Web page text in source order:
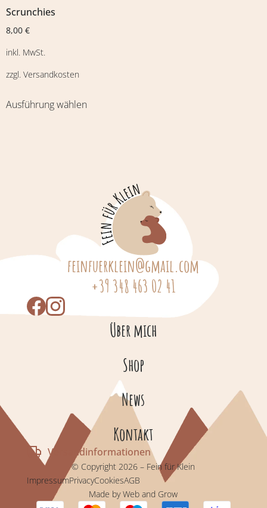
Scrunchies
8,00 €
inkl. MwSt.
zzgl. Versandkosten
Ausführung wählen
feinfuerklein@gmail.com
+39 348 463 02 41
Über mich
Shop
News
Kontakt
Versandinformationen
© Copyright 2026 – Fein für Klein
ImpressumPrivacyCookiesAGB
Made by Web and Grow